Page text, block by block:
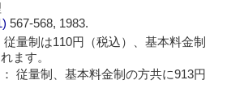
567-568, 1983.
量制は110円（税込）、基本料金制
ます。
従量制、基本料金制の方共に913円